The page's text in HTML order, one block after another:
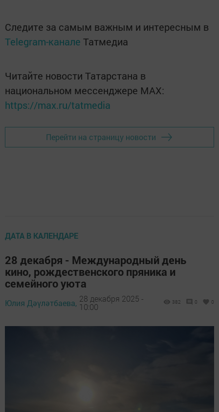
Следите за самым важным и интересным в
Telegram-канале Татмедиа
Читайте новости Татарстана в
национальном мессенджере MАХ:
https://max.ru/tatmedia
Перейти на страницу новости
ДАТА В КАЛЕНДАРЕ
28 декабря - Международный день
кино, рождественского пряника и
семейного уюта
Юлия Дәүләтбаева, 28 декабря 2025 -
10:00
382 0 0